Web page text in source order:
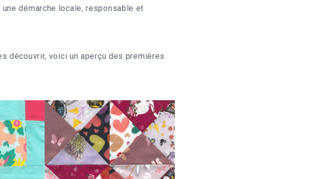
démarche locale, responsable et
découvrir, voici un aperçu des premières